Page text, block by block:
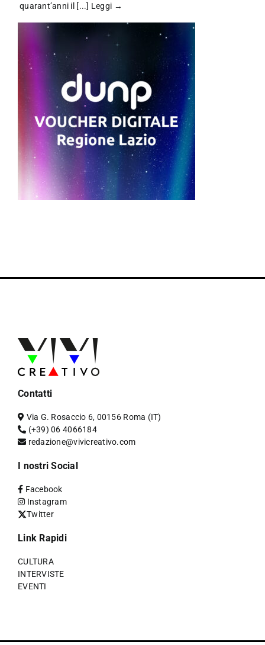
quarant’anni il [...] Leggi →
Contatti
Via G. Rosaccio 6, 00156 Roma (IT)
(+39) 06 4066184
redazione@vivicreativo.com
I nostri Social
Facebook
Instagram
Twitter
Link Rapidi
CULTURA
INTERVISTE
EVENTI